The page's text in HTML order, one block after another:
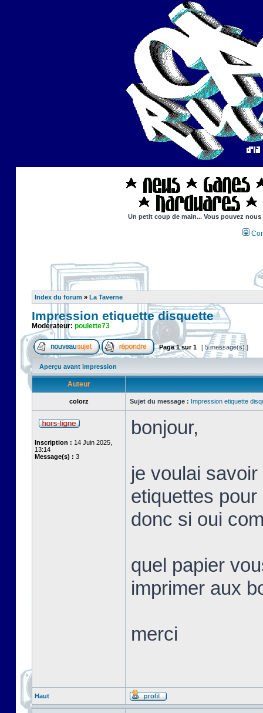
Un petit coup de main... Vous pouvez
Index du forum » La Taverne
Impression etiquette disquette
Modérateur: poulette73
Page1sur1 [ 5 message(s) ]
Aperçu avant impression
Auteur
colorz Sujet du message : Impression etiquette
Inscription : 14 Juin 2025,
13:14
Message(s) : 3
bonjour,
je voulai
etiquettes
donc si oui
quel papier
imprimer aux
merci
Haut